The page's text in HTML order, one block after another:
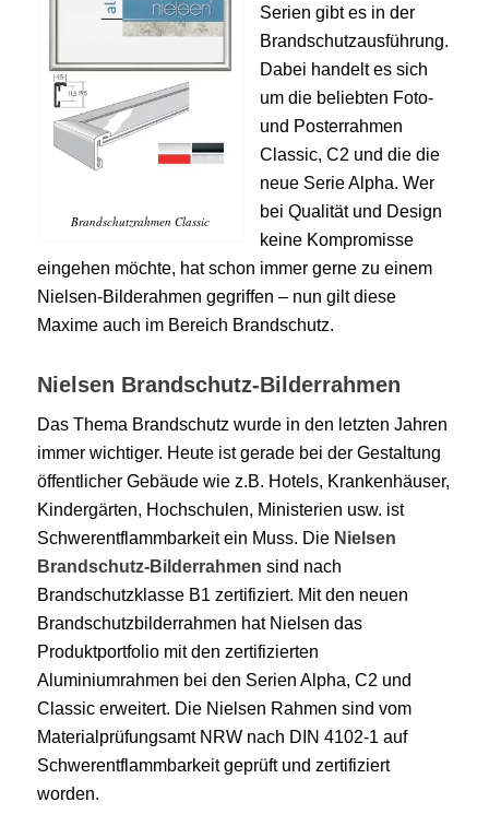
Brandschutzrahmen Classic
Serien gibt es in der
Brandschutzausführung.
Dabei handelt es sich
um die beliebten Foto-
und Posterrahmen
Classic, C2 und die die
neue Serie Alpha. Wer
bei Qualität und Design
keine Kompromisse
eingehen möchte, hat schon immer gerne zu einem
Nielsen-Bilderahmen gegriffen – nun gilt diese
Maxime auch im Bereich Brandschutz.
Nielsen Brandschutz-Bilderrahmen
Das Thema Brandschutz wurde in den letzten Jahren
immer wichtiger. Heute ist gerade bei der Gestaltung
öffentlicher Gebäude wie z.B. Hotels, Krankenhäuser,
Kindergärten, Hochschulen, Ministerien usw. ist
Schwerentflammbarkeit ein Muss. Die Nielsen
Brandschutz-Bilderrahmen sind nach
Brandschutzklasse B1 zertifiziert. Mit den neuen
Brandschutzbilderrahmen hat Nielsen das
Produktportfolio mit den zertifizierten
Aluminiumrahmen bei den Serien Alpha, C2 und
Classic erweitert. Die Nielsen Rahmen sind vom
Materialprüfungsamt NRW nach DIN 4102-1 auf
Schwerentflammbarkeit geprüft und zertifiziert
worden.